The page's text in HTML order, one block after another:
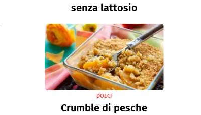
senza lattosio
DOLCI
Crumble di pesche